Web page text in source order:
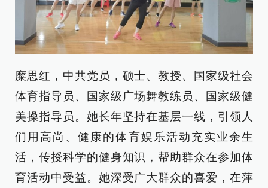
糜思红，中共党员，硕士、教授、国家级社会
体育指导员、国家级广场舞教练员、国家级健
美操指导员。她长年坚持在基层一线，引领人
们用高尚、健康的体育娱乐活动充实业余生
活，传授科学的健身知识，帮助群众在参加体
育活动中受益。她深受广大群众的喜爱，在萍